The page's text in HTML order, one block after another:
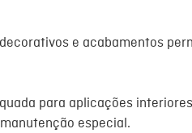
e acabamentos
para aplicações
especial.